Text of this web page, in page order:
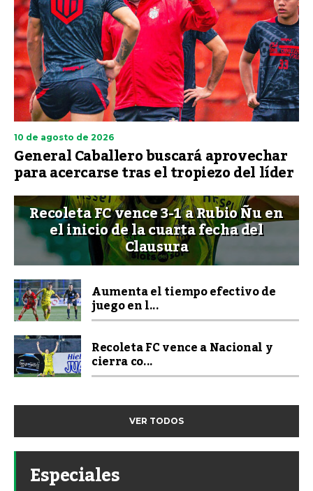
10 de agosto de 2026
General Caballero buscará aprovechar
para acercarse tras el tropiezo del líder
Recoleta FC vence 3-1 a Rubio Ñu en
el inicio de la cuarta fecha del
Clausura
Aumenta el tiempo efectivo de
juego en l...
Recoleta FC vence a Nacional y
cierra co...
VER TODOS
Especiales